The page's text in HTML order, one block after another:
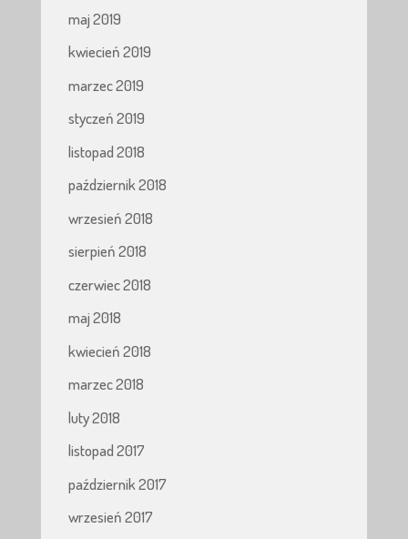
maj 2019
kwiecień 2019
marzec 2019
styczeń 2019
listopad 2018
październik 2018
wrzesień 2018
sierpień 2018
czerwiec 2018
maj 2018
kwiecień 2018
marzec 2018
luty 2018
listopad 2017
październik 2017
wrzesień 2017